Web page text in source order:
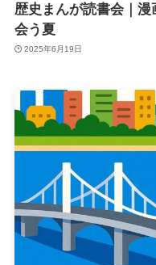
歴史まんが読書会｜
会う夏
2025年6月19日